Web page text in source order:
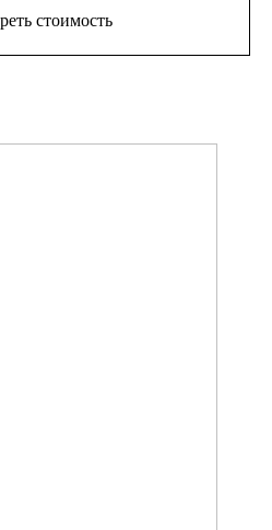
стоимость